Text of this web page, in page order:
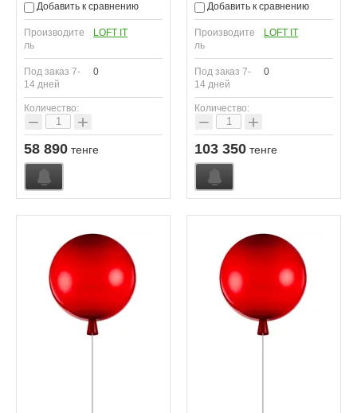
Добавить к сравнению
Производите
ль
LOFT IT
Под заказ 7-
14 дней
0
Количество:
− +
58 890 тенге
Добавить к сравнению
Производите
ль
LOFT IT
Под заказ 7-
14 дней
0
Количество:
− +
103 350 тенге